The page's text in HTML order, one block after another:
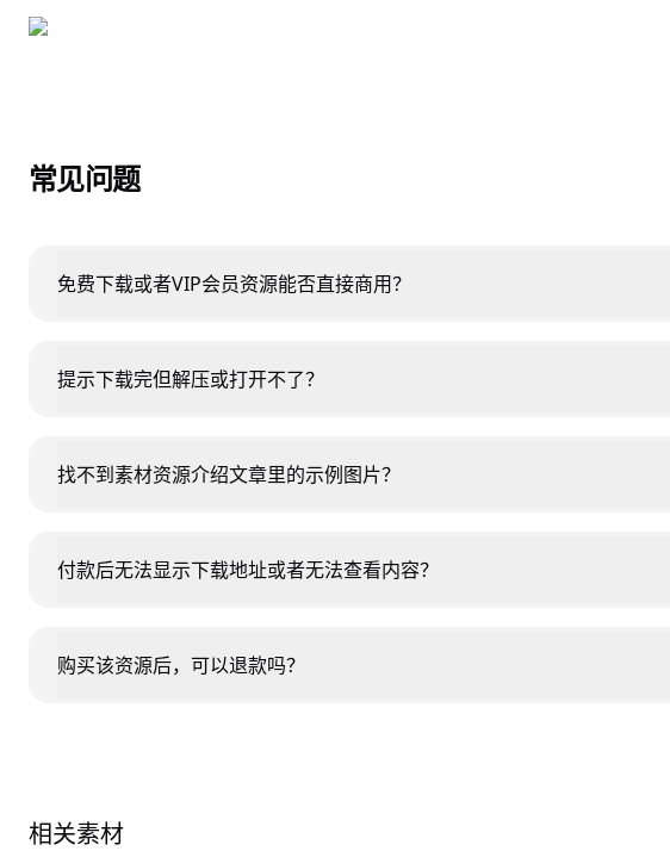
常见问题
免费下载或者VIP会员资源能否直接商用？
提示下载完但解压或打开不了？
找不到素材资源介绍文章里的示例图片？
付款后无法显示下载地址或者无法查看内容？
购买该资源后，可以退款吗？
相关素材